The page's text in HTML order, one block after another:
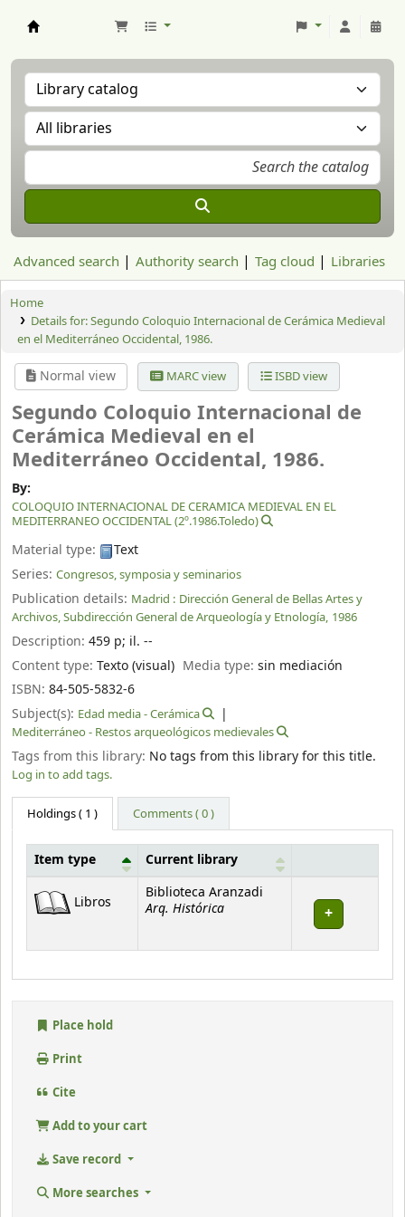
Advanced search Authority search Tag cloud Libraries
Home
Details for:Segundo Coloquio Internacional de Cerámica Medieval
en el Mediterráneo Occidental, 1986.
Normal view MARC view ISBD view
Segundo Coloquio Internacional de
Cerámica Medieval en el
Mediterráneo Occidental, 1986.
By:
COLOQUIO INTERNACIONAL DE CERAMICA MEDIEVAL EN EL
MEDITERRANEO OCCIDENTAL (2º.1986.Toledo)
Material type:
Text
Series: Congresos, symposia y seminarios
Publication details: Madrid : Dirección General de Bellas Artes y
Archivos, Subdirección General de Arqueología y Etnología, 1986
Description: 459 p; il. --
Content type: Texto (visual) Media type:sin mediación
ISBN: 84-505-5832-6
Subject(s): Edad media - Cerámica
Mediterráneo - Restos arqueológicos medievales
Tags from this library: No tags from this library for this title.
Log in to add tags.
Holdings( 1 ) Comments ( 0 )
Item type Current library
Libros
Biblioteca Aranzadi
Arq. Histórica
Place hold
Print
Cite
Add to your cart
Save record
More searches